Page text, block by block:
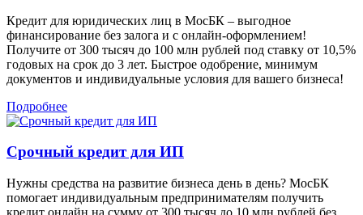
Кредит для юридических лиц в МосБК – выгодное
финансирование без залога и с онлайн-оформлением!
Получите от 300 тысяч до 100 млн рублей под ставку от 10,5%
годовых на срок до 3 лет. Быстрое одобрение, минимум
документов и индивидуальные условия для вашего бизнеса!
Подробнее
Срочный кредит для ИП
Нужны средства на развитие бизнеса день в день? МосБК
помогает индивидуальным предпринимателям получить